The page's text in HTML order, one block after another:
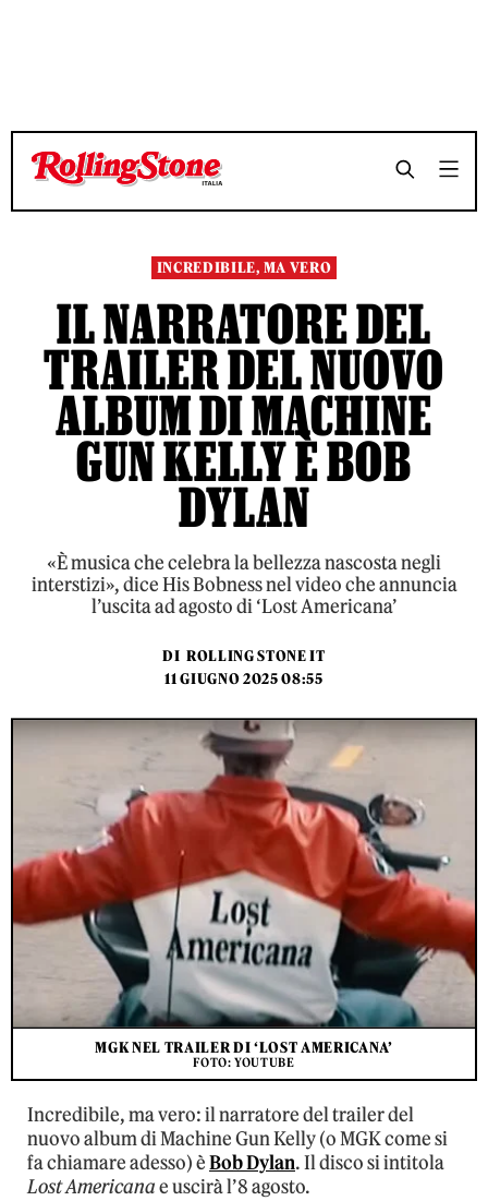
TEMPO DI LETTURA 4 MINUTI
TEMPO DI LETTURA 4 MINUTI
INCREDIBILE, MA VERO
IL NARRATORE DEL
TRAILER DEL NUOVO
ALBUM DI MACHINE
GUN KELLY È BOB
DYLAN
«È musica che celebra la bellezza nascosta negli
interstizi», dice His Bobness nel video che annuncia
l’uscita ad agosto di ‘Lost Americana’
DI ROLLING STONE IT
11 GIUGNO 2025 08:55
MGK NEL TRAILER DI ‘LOST AMERICANA’
FOTO: YOUTUBE
Incredibile, ma vero: il narratore del trailer del
nuovo album di Machine Gun Kelly (o MGK come si
fa chiamare adesso) èBob Dylan. Il disco si intitola
Lost Americanae uscirà l’8 agosto.